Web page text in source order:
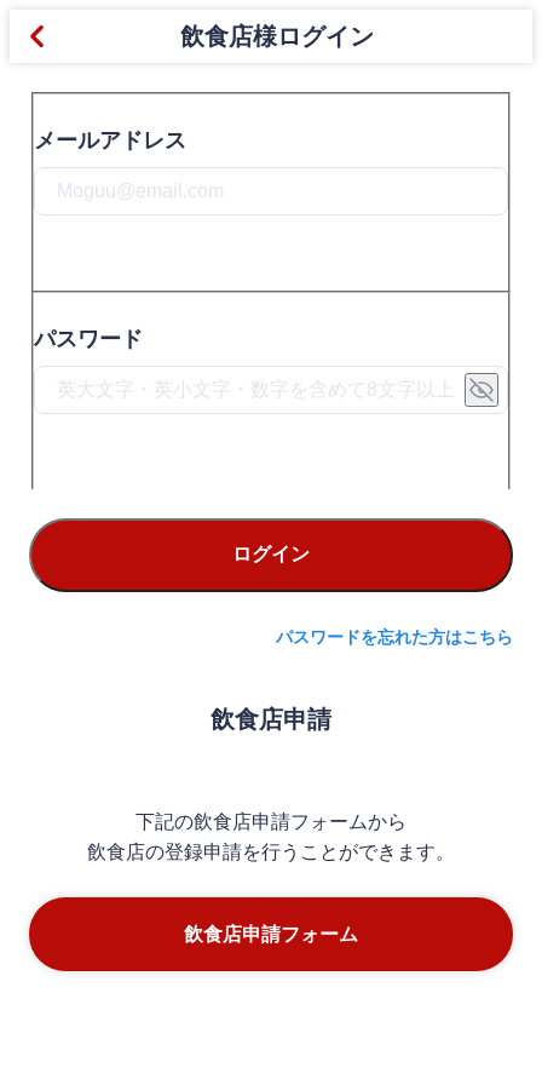
飲食店様ログイン
メールアドレス
パスワード
ログイン
パスワードを忘れた方はこちら
飲食店申請
下記の飲食店申請フォームから
飲食店の登録申請を行うことができます。
飲食店申請フォーム